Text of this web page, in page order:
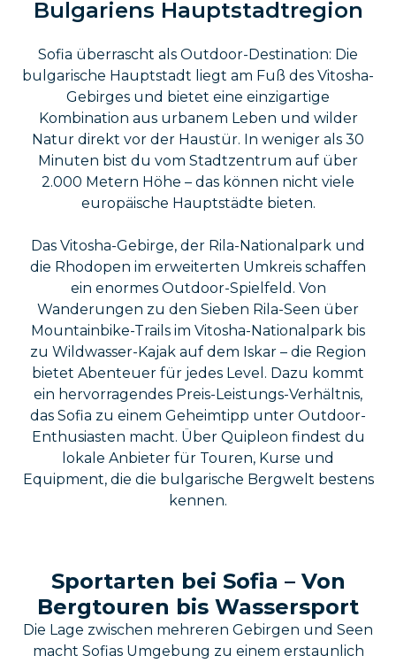
Bulgariens Hauptstadtregion
Sofia überrascht als Outdoor-Destination: Die
bulgarische Hauptstadt liegt am Fuß des Vitosha-
Gebirges und bietet eine einzigartige
Kombination aus urbanem Leben und wilder
Natur direkt vor der Haustür. In weniger als 30
Minuten bist du vom Stadtzentrum auf über
2.000 Metern Höhe – das können nicht viele
europäische Hauptstädte bieten.
Das Vitosha-Gebirge, der Rila-Nationalpark und
die Rhodopen im erweiterten Umkreis schaffen
ein enormes Outdoor-Spielfeld. Von
Wanderungen zu den Sieben Rila-Seen über
Mountainbike-Trails im Vitosha-Nationalpark bis
zu Wildwasser-Kajak auf dem Iskar – die Region
bietet Abenteuer für jedes Level. Dazu kommt
ein hervorragendes Preis-Leistungs-Verhältnis,
das Sofia zu einem Geheimtipp unter Outdoor-
Enthusiasten macht. Über Quipleon findest du
lokale Anbieter für Touren, Kurse und
Equipment, die die bulgarische Bergwelt bestens
kennen.
Sportarten bei Sofia – Von
Bergtouren bis Wassersport
Die Lage zwischen mehreren Gebirgen und Seen
macht Sofias Umgebung zu einem erstaunlich